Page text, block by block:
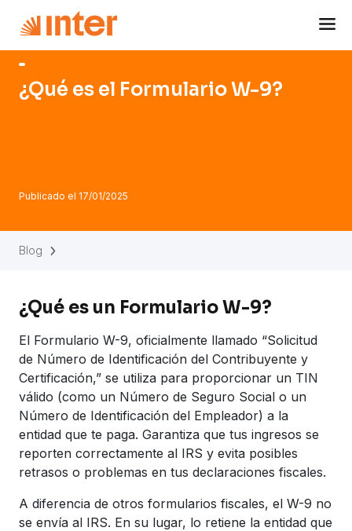
¿Qué es el Formulario W-9?
Publicado el 17/01/2025
Blog
¿Qué es un Formulario W-9?
El Formulario W-9, oficialmente llamado “Solicitud
de Número de Identificación del Contribuyente y
Certificación,” se utiliza para proporcionar un TIN
válido (como un Número de Seguro Social o un
Número de Identificación del Empleador) a la
entidad que te paga. Garantiza que tus ingresos se
reporten correctamente al IRS y evita posibles
retrasos o problemas en tus declaraciones fiscales.
A diferencia de otros formularios fiscales, el W-9 no
se envía al IRS. En su lugar, lo retiene la entidad que
Navigated to ¿Qué es el Formulario W-9?